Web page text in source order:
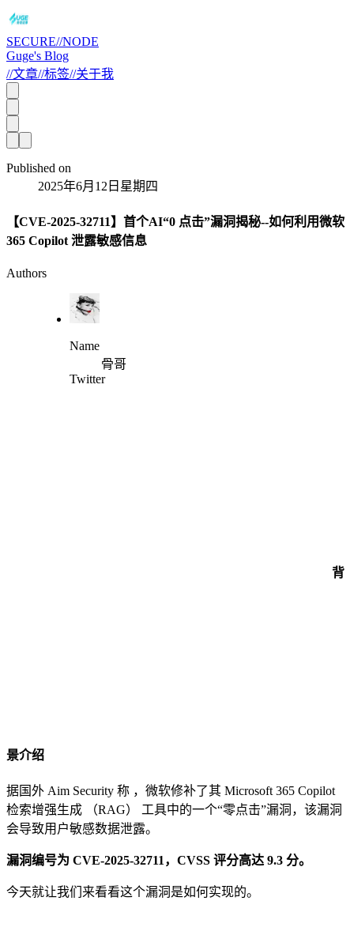
SECURE//NODE
Guge's Blog
//文章//标签//关于我
Published on
2025年6月12日星期四
【CVE-2025-32711】首个AI“0 点击”漏洞揭秘--如何利用微软
365 Copilot 泄露敏感信息
Authors
Name
骨哥
Twitter
背
景介绍
据国外 Aim Security 称 ，微软修补了其 Microsoft 365 Copilot
检索增强生成 （RAG） 工具中的一个“零点击”漏洞，该漏洞
会导致用户敏感数据泄露。
漏洞编号为 CVE-2025-32711，CVSS 评分高达 9.3 分。
今天就让我们来看看这个漏洞是如何实现的。